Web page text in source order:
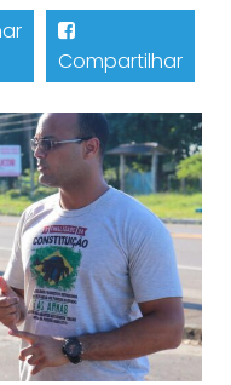
Compartilhar